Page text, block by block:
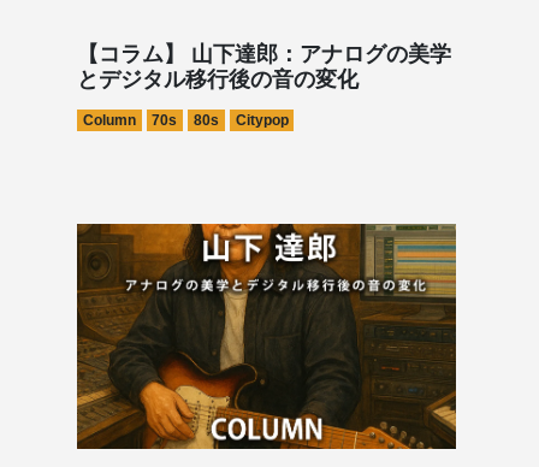
【コラム】 山下達郎：アナログの美学
とデジタル移行後の音の変化
Column 70s 80s Citypop